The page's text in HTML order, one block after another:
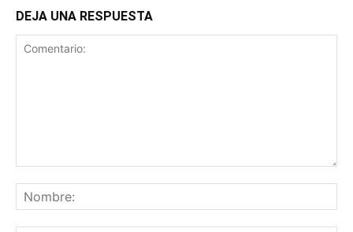
DEJA UNA RESPUESTA